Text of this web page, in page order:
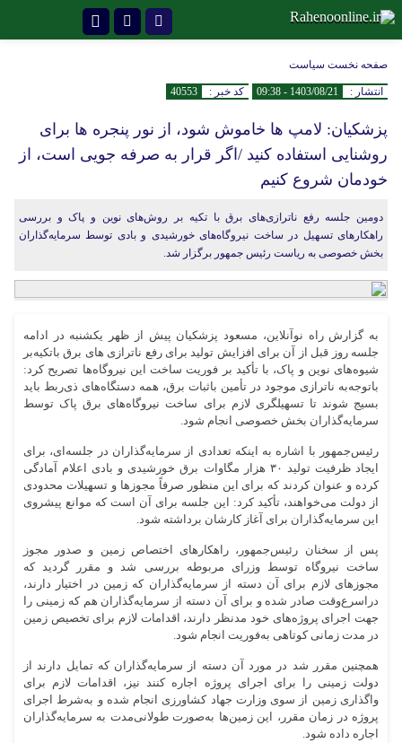
صفحه نخست سیاست
انتشار : 1403/08/21 - 09:38 کد خبر : 40553
پزشکیان: لامپ ها خاموش شود، از نور پنجره ها برای
روشنایی استفاده کنید /اگر قرار به صرفه جویی است، از
خودمان شروع کنیم
دومین جلسه رفع ناترازی‌های برق با تکیه بر روش‌های نوین و پاک و بررسی
راهکارهای تسهیل در ساخت نیروگاه‌های خورشیدی و بادی توسط سرمایه‌گذاران
بخش خصوصی به ریاست رئیس جمهور برگزار شد.
به گزارش راه نوآنلاین، مسعود پزشکیان پیش از ظهر یکشنبه در ادامه
جلسه روز قبل از آن برای افزایش تولید برای رفع ناترازی های برق باتکیه‌بر
شیوه‌های نوین و پاک، با تأکید بر فوریت ساخت این نیروگاه‌ها تصریح کرد:
باتوجه‌به ناترازی موجود در تأمین باثبات برق، همه دستگاه‌های ذی‌ربط باید
بسیج شوند تا تسهیلگری لازم برای ساخت نیروگاه‌های برق پاک توسط
سرمایه‌گذاران بخش خصوصی انجام شود.
رئیس‌جمهور با اشاره به اینکه تعدادی از سرمایه‌گذاران در جلسه‌ای، برای
ایجاد ظرفیت تولید ۳۰ هزار مگاوات برق خورشیدی و بادی اعلام آمادگی
کرده و عنوان کردند که برای این منظور صرفاً مجوزها و تسهیلات محدودی
از دولت می‌خواهند، تأکید کرد: این جلسه برای آن است که موانع پیشروی
این سرمایه‌گذاران برای آغاز کارشان برداشته شود.
پس از سخنان رئیس‌جمهور، راهکارهای اختصاص زمین و صدور مجوز
ساخت نیروگاه توسط وزرای مربوطه بررسی شد و مقرر گردید که
مجوزهای لازم برای آن دسته از سرمایه‌گذاران که زمین در اختیار دارند،
دراسرع‌وقت صادر شده و برای آن دسته از سرمایه‌گذاران هم که زمینی را
جهت اجرای پروژه‌های خود مدنظر دارند، اقدامات لازم برای تخصیص زمین
در مدت زمانی کوتاهی به‌فوریت انجام شود.
همچنین مقرر شد در مورد آن دسته از سرمایه‌گذاران که تمایل دارند از
دولت زمینی را برای اجرای پروژه اجاره کنند نیز، اقدامات لازم برای
واگذاری زمین از سوی وزارت جهاد کشاورزی انجام شده و به‌شرط اجرای
پروژه در زمان مقرر، این زمین‌ها به‌صورت طولانی‌مدت به سرمایه‌گذاران
اجاره داده شود.